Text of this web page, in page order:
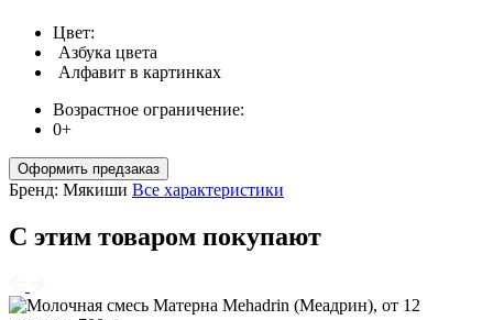
Цвет:
Азбука цвета
Алфавит в картинках
Возрастное ограничение:
0+
Оформить предзаказ
Бренд: Мякиши Все характеристики
С этим товаром покупают